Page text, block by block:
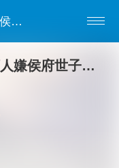
散血挖骨，万人嫌侯府世子我不当了
散血挖骨，万人嫌侯府世子我不当了